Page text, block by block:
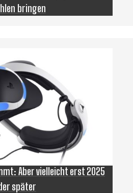
bringen
Aber vielleicht erst 2025
später